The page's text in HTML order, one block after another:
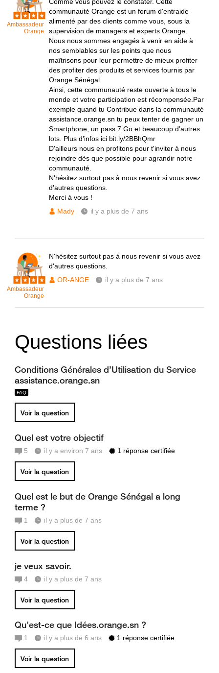
Ambassadeur
Orange
communauté Orange est un forum d'entraide
alimenté par des clients comme vous, sous la
supervision de managers et experts Orange.
Nous nous sommes engagés à venir en aide à
nos semblables sur les points que nous
maîtrisons pour leur permettre de mieux profiter
des profiter des produits et services fournis par
Orange Sénégal.
Ainsi, cette communauté reste ouverte à tous le
monde et votre participation est récompensée.Par
exemple quand tu Contribue dans la communauté
assistance.orange.sn tu peux tenter de gagner un
Smartphone, un pass 7 Go et beaucoup d’autres
lots. Plus d’infos ici bit.ly/2BBhQmr
D'ailleurs nous en profitons pour t'inviter à nous
rejoindre dès que possible pour agrandir notre
communauté.
N'hésitez surtout pas à nous revenir si vous avez
d'autres questions.
Merci à vous !
Mady
il y a plus de 7 ans
Ambassadeur
Orange
N'hésitez surtout pas à nous revenir si vous avez
d'autres questions.
OR-ANGE
il y a plus de 7 ans
Questions liées
Conditions Générales d’Utilisation du Service
assistance.orange.sn
Voir la question
Quel est votre objectif
5 il y a environ 7 ans 1 réponse certifiée
Voir la question
Quel est le but de Orange Sénégal a long
terme ?
1 il y a plus de 7 ans
Voir la question
je veux savoir.
4 il y a plus de 7 ans
Voir la question
Qu’est-ce que Idées.orange.sn ?
1 il y a plus de 6 ans 1 réponse certifiée
Voir la question